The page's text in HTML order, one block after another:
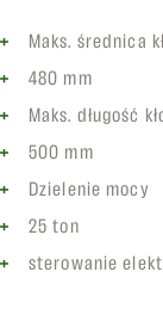
Maks. średnica
480 mm
Maks. długość
500 mm
Dzielenie mocy
25 ton
sterowanie